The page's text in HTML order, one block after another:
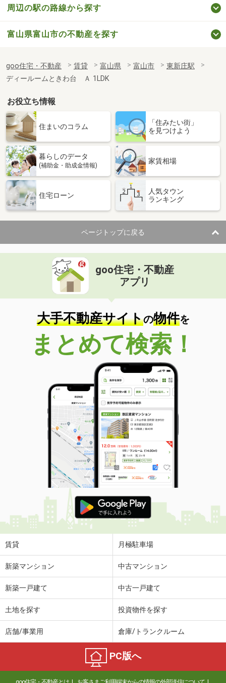
周辺の駅の路線から探す
富山県富山市の不動産を探す
goo住宅・不動産 賃貸 富山県 富山市
東新庄駅
ディールームときわ台 Ａ 1LDK
お役立ち情報
住まいのコラム
「住みたい街」
を見つけよう
暮らしのデータ
(補助金・助成金情報)
家賃相場
住宅ローン
人気タウン
ランキング
ページトップに戻る
goo住宅・不動産
アプリ
大手不動産サイトの物件を
まとめて検索！
賃貸 月極駐車場
新築マンション 中古マンション
新築一戸建て 中古一戸建て
土地を探す 投資物件を探す
店舗/事業用 倉庫/トランクルーム
PC版へ